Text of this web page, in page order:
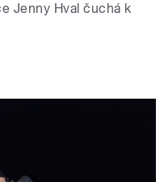
Jenny Hval čuchá k